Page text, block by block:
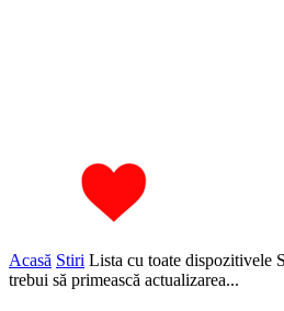
Acasă Stiri Lista cu toate dispozitivele
trebui să primească actualizarea...